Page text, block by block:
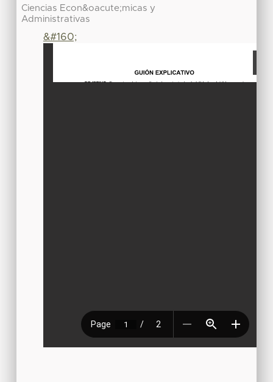
Ciencias Econ&oacute;micas y
Administrativas
&#160;